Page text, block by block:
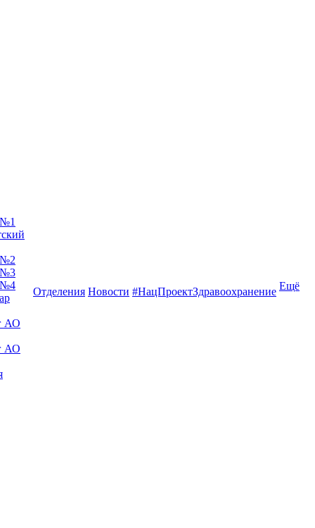
№2
№3
№4
АО
АО
Отделения Новости #НацПроектЗдравоохранение Ещё